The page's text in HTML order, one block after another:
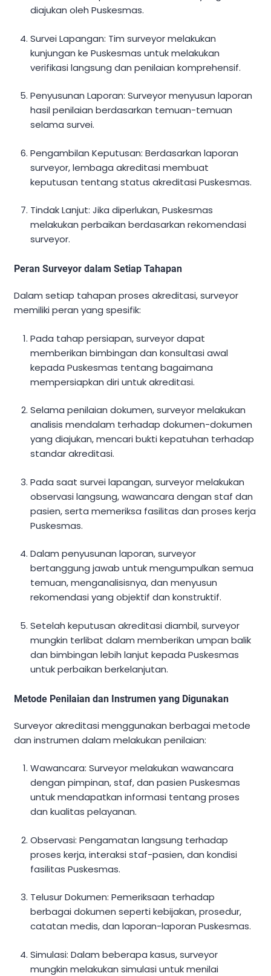
diajukan oleh Puskesmas.
Survei Lapangan: Tim surveyor melakukan
kunjungan ke Puskesmas untuk melakukan
verifikasi langsung dan penilaian komprehensif.
Penyusunan Laporan: Surveyor menyusun laporan
hasil penilaian berdasarkan temuan-temuan
selama survei.
Pengambilan Keputusan: Berdasarkan laporan
surveyor, lembaga akreditasi membuat
keputusan tentang status akreditasi Puskesmas.
Tindak Lanjut: Jika diperlukan, Puskesmas
melakukan perbaikan berdasarkan rekomendasi
surveyor.
Peran Surveyor dalam Setiap Tahapan
Dalam setiap tahapan proses akreditasi, surveyor
memiliki peran yang spesifik:
Pada tahap persiapan, surveyor dapat
memberikan bimbingan dan konsultasi awal
kepada Puskesmas tentang bagaimana
mempersiapkan diri untuk akreditasi.
Selama penilaian dokumen, surveyor melakukan
analisis mendalam terhadap dokumen-dokumen
yang diajukan, mencari bukti kepatuhan terhadap
standar akreditasi.
Pada saat survei lapangan, surveyor melakukan
observasi langsung, wawancara dengan staf dan
pasien, serta memeriksa fasilitas dan proses kerja
Puskesmas.
Dalam penyusunan laporan, surveyor
bertanggung jawab untuk mengumpulkan semua
temuan, menganalisisnya, dan menyusun
rekomendasi yang objektif dan konstruktif.
Setelah keputusan akreditasi diambil, surveyor
mungkin terlibat dalam memberikan umpan balik
dan bimbingan lebih lanjut kepada Puskesmas
untuk perbaikan berkelanjutan.
Metode Penilaian dan Instrumen yang Digunakan
Surveyor akreditasi menggunakan berbagai metode
dan instrumen dalam melakukan penilaian:
Wawancara: Surveyor melakukan wawancara
dengan pimpinan, staf, dan pasien Puskesmas
untuk mendapatkan informasi tentang proses
dan kualitas pelayanan.
Observasi: Pengamatan langsung terhadap
proses kerja, interaksi staf-pasien, dan kondisi
fasilitas Puskesmas.
Telusur Dokumen: Pemeriksaan terhadap
berbagai dokumen seperti kebijakan, prosedur,
catatan medis, dan laporan-laporan Puskesmas.
Simulasi: Dalam beberapa kasus, surveyor
mungkin melakukan simulasi untuk menilai